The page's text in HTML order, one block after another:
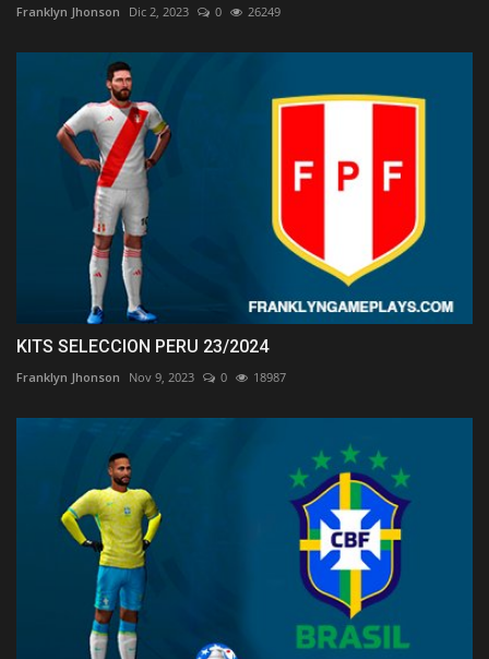
Franklyn Jhonson Dic 2, 2023 0 26249
KITS SELECCION PERU 23/2024
Franklyn Jhonson Nov 9, 2023 0 18987